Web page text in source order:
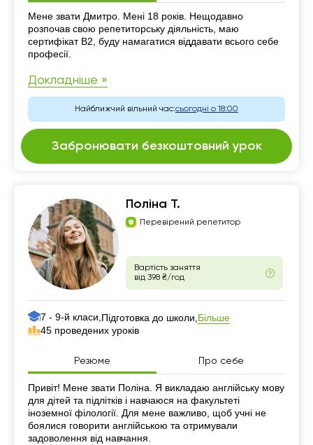
Резюме
Мене звати Дмитро. Мені 18 років. Нещодавно
розпочав свою репетиторську діяльність, маю
сертифікат В2, буду намагатися віддавати всього себе
професії.
Докладніше »
Найближчий вільний час:сьогодні о 18:00
Забронювати безкоштовний урок
Поліна Т.
Перевірений репетитор
Вартість заняття
від 398 ₴/год
7 - 9-й класи, Підготовка до школи, Більше
45 проведених уроків
Резюме Про себе
Резюме
Привіт! Мене звати Поліна. Я викладаю англійську мову
для дітей та підлітків і навчаюся на факультеті
іноземної філології. Для мене важливо, щоб учні не
боялися говорити англійською та отримували
задоволення від навчання.